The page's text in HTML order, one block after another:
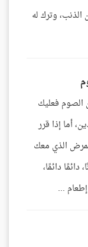
وترك له
فعليك
أما إذا قرر
الذي معك
دائمًا،
...